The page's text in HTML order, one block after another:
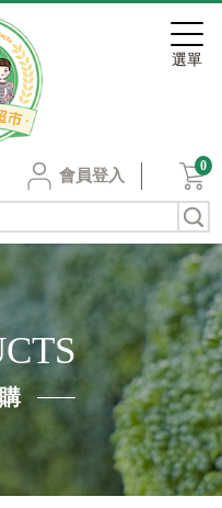
會員登入
0